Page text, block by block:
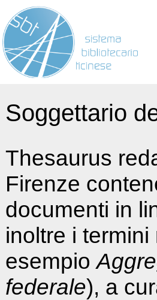
Soggettario
Thesaurus
Firenze
documenti in
inoltre i
esempio
federale), a